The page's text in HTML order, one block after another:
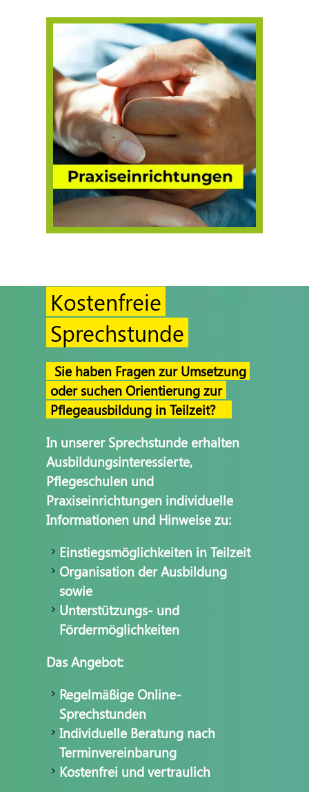
Kostenfreie
Sprechstunde
Sie haben Fragen zur Umsetzung
oder suchen Orientierung zur
Pflegeausbildung in Teilzeit?
In unserer Sprechstunde erhalten
Ausbildungsinteressierte,
Pflegeschulen und
Praxiseinrichtungen individuelle
Informationen und Hinweise zu:
Einstiegsmöglichkeiten in Teilzeit
Organisation der Ausbildung
sowie
Unterstützungs- und
Fördermöglichkeiten
Das Angebot:
Regelmäßige Online-
Sprechstunden
Individuelle Beratung nach
Terminvereinbarung
Kostenfrei und vertraulich